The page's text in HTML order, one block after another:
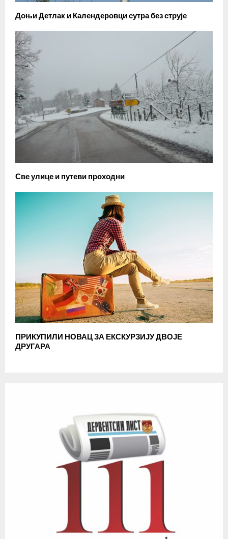
Доњи Детлак и Календеровци сутра без струје
Све улице и путеви проходни
ПРИКУПИЛИ НОВАЦ ЗА ЕКСКУРЗИЈУ ДВОЈЕ
ДРУГАРА